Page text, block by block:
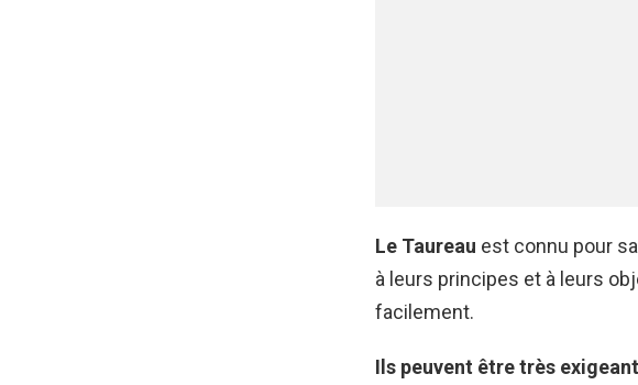
Le Taureau est connu pour
à leurs principes et à leurs
facilement.
Ils peuvent être très